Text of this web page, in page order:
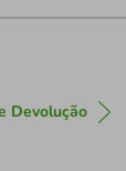
Devolução